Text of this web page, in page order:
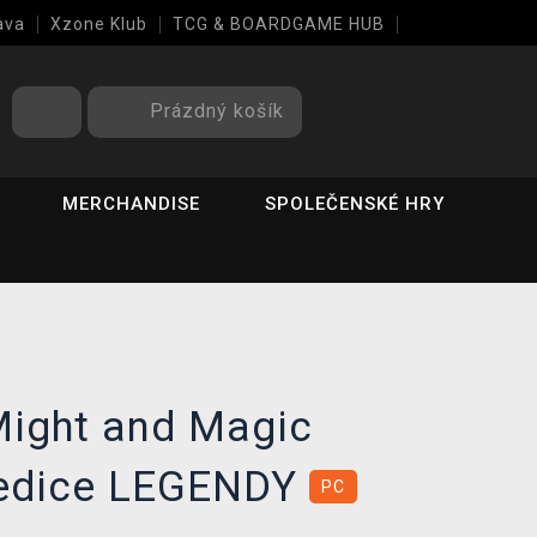
Xzone Klub TCG & BOARDGAME HUB
Prázdný košík
MERCHANDISE SPOLEČENSKÉ HRY
and Magic
LEGENDY
PC